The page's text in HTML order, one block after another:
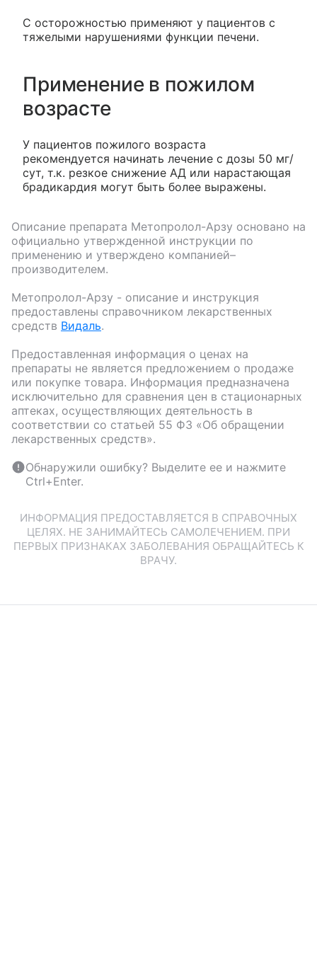
С осторожностью применяют у пациентов с
тяжелыми нарушениями функции печени.
Применение в пожилом
возрасте
У пациентов пожилого возраста
рекомендуется начинать лечение с дозы 50 мг/
сут, т.к. резкое снижение АД или нарастающая
брадикардия могут быть более выражены.
Описание препарата Метопролол-Арзу основано на
официально утвержденной инструкции по
применению и утверждено компанией–
производителем.
Метопролол-Арзу - описание и инструкция
предоставлены справочником лекарственных
средств Видаль.
Предоставленная информация о ценах на
препараты не является предложением о продаже
или покупке товара. Информация предназначена
исключительно для сравнения цен в стационарных
аптеках, осуществляющих деятельность в
соответствии со статьей 55 ФЗ «Об обращении
лекарственных средств».
Обнаружили ошибку? Выделите ее и нажмите
Ctrl+Enter.
ИНФОРМАЦИЯ ПРЕДОСТАВЛЯЕТСЯ В СПРАВОЧНЫХ
ЦЕЛЯХ. НЕ ЗАНИМАЙТЕСЬ САМОЛЕЧЕНИЕМ. ПРИ
ПЕРВЫХ ПРИЗНАКАХ ЗАБОЛЕВАНИЯ ОБРАЩАЙТЕСЬ К
ВРАЧУ.